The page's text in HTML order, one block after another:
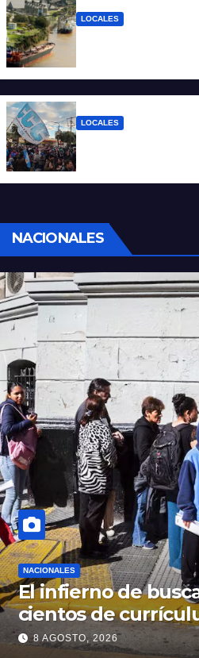
LOCALES
posicionar los
como salida para
LOCALES
sociales y
NACIONALES
NACIONALES
El infierno de
cientos de
espera y menos
8 AGOSTO, 2026